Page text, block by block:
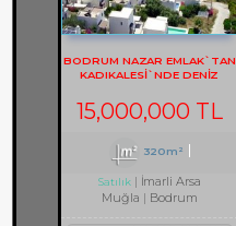
BODRUM NAZAR EMLAK`TAN
KADIKALESİ`NDE DENİZ
15,000,000 TL
320m²
Satılık
İmarli Arsa
Muğla
Bodrum